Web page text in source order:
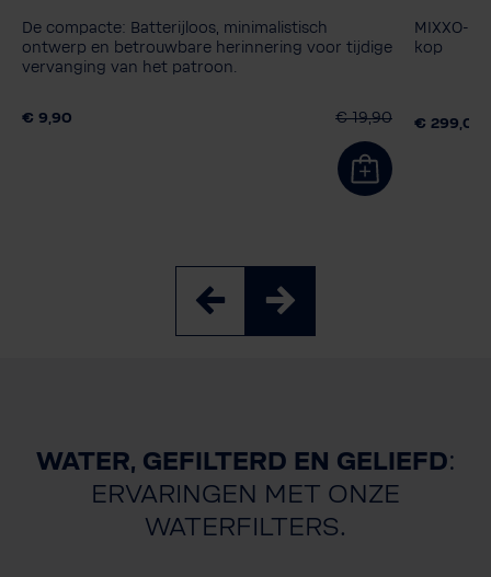
De compacte: Batterijloos, minimalistisch
ontwerp en betrouwbare herinnering voor tijdige
vervanging van het patroon.
€ 9,90 € 19,90
MIXXO-
kop
€ 299,00
WATER, GEFILTERD EN GELIEFD:
ERVARINGEN MET ONZE
WATERFILTERS.